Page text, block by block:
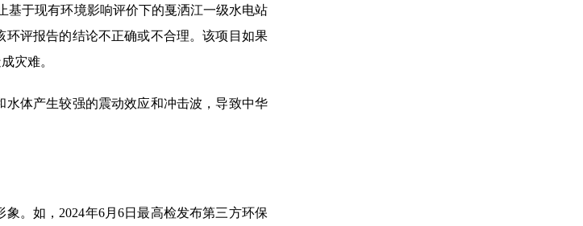
基于现有环境影响评价下的戛洒江一级水电站
评报告的结论不正确或不合理。该项目如果
灾难。
体产生较强的震动效应和冲击波，导致中华
。如，2024年6月6日最高检发布第三方环保